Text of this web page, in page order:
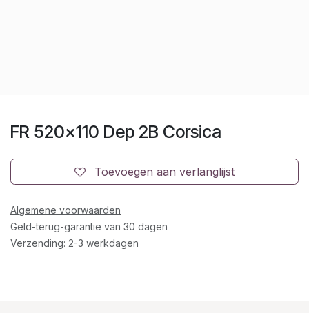
FR 520x110 Dep 2B Corsica
Toevoegen aan verlanglijst
Algemene voorwaarden
Geld-terug-garantie van 30 dagen
Verzending: 2-3 werkdagen